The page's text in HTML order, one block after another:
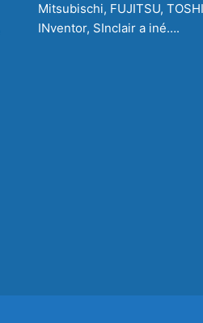
Mitsubischi, FUJITSU,
INventor, SInclair a iné….